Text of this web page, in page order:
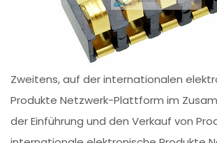
Zweitens, auf der internationalen
Produkte Netzwerk-Plattform im
der Einführung und den Verkauf von